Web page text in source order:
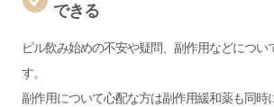
できる
ピル飲み始めの不安や疑問、副作用などについ
す。
副作用について心配な方は副作用緩和薬も同時